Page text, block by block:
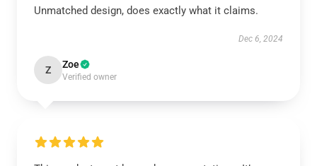
Unmatched design, does exactly what it claims.
Dec 6, 2024
Z Zoe
Verified owner